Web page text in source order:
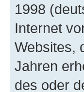
1998
Internet
Websites,
Jahren
des oder